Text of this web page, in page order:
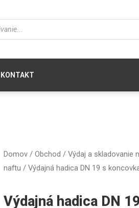
KONTAKT
Domov/ Obchod / Výdaj a skladovanie
naftu / Výdajná hadica DN 19 s
Výdajná hadica DN